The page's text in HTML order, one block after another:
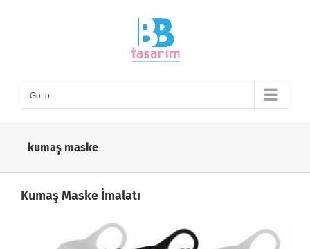
Go to...
kumaş maske
Kumaş Maske İmalatı